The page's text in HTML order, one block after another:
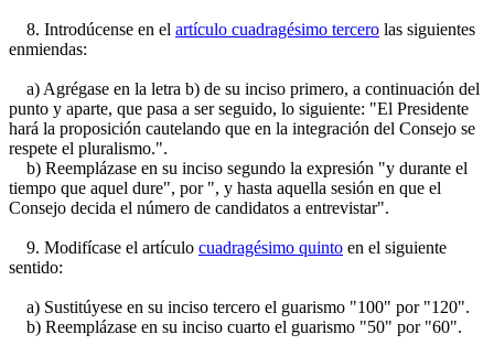
8. Introdúcense en el artículo cuadragésimo tercero las siguientes
enmiendas:
a) Agrégase en la letra b) de su inciso primero, a continuación del
punto y aparte, que pasa a ser seguido, lo siguiente: "El Presidente
hará la proposición cautelando que en la integración del Consejo se
respete el pluralismo.".
b) Reemplázase en su inciso segundo la expresión "y durante el
tiempo que aquel dure", por ", y hasta aquella sesión en que el
Consejo decida el número de candidatos a entrevistar".
9. Modifícase el artículo cuadragésimo quinto en el siguiente
sentido:
a) Sustitúyese en su inciso tercero el guarismo "100" por "120".
b) Reemplázase en su inciso cuarto el guarismo "50" por "60".